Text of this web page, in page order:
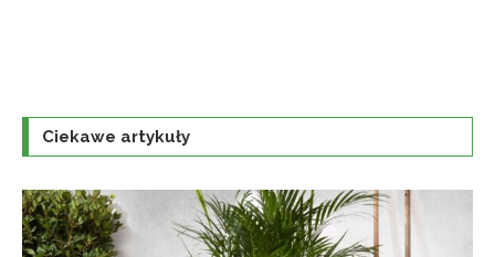
Ciekawe artykuły